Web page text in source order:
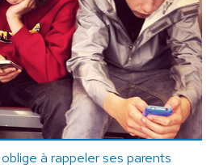
à rappeler ses parents